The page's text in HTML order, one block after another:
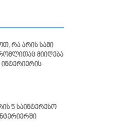
რა არის სამი
მიიღება
5 საინტერესო